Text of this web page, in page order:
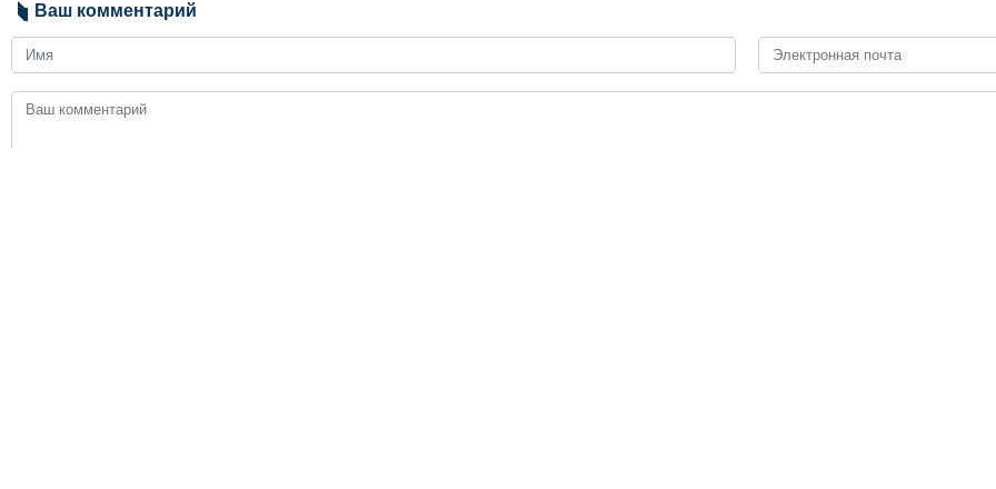
Ваш комментарий